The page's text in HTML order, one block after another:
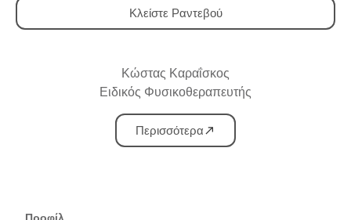
Κλείστε Ραντεβού
Κώστας Καραΐσκος
Ειδικός Φυσικοθεραπευτής
Περισσότερα
Προφίλ